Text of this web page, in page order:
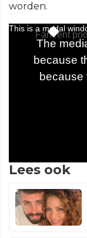
worden.
Lees ook